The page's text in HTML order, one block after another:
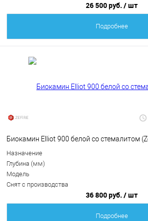
26 500 руб. / шт
Подробнее
Биокамин Elliot 900 белой со стемалитом
Назначение
Глубина (мм)
Модель
Снят с производства
36 800 руб. / шт
Подробнее